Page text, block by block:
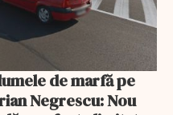
Negrescu: Nou